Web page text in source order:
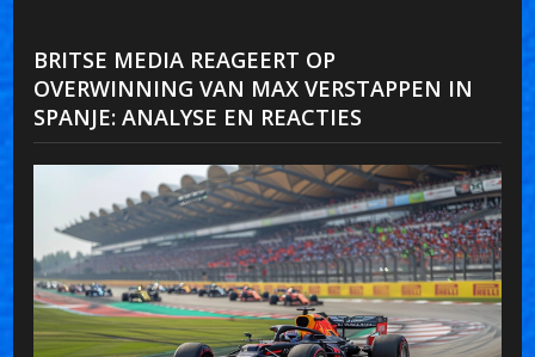
BRITSE MEDIA REAGEERT OP
OVERWINNING VAN MAX VERSTAPPEN IN
SPANJE: ANALYSE EN REACTIES